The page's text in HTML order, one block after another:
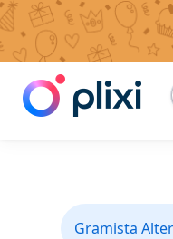
Gramista